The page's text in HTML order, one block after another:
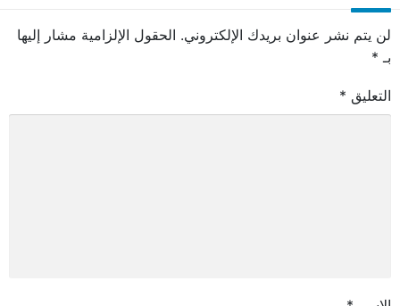
لن يتم نشر عنوان بريدك الإلكتروني. الحقول الإلزامية مشار إليها
بـ *
التعليق *